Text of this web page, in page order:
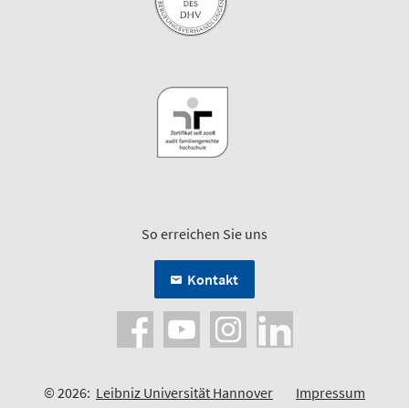
So erreichen Sie uns
Kontakt
© 2026: Leibniz Universität Hannover Impressum